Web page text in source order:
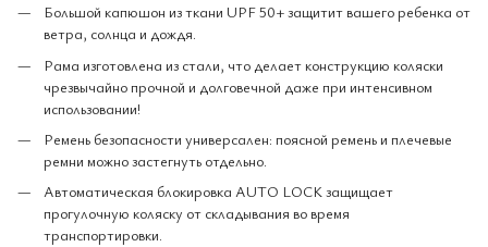
Большой капюшон из ткани UPF 50+ защитит вашего ребенка от
ветра, солнца и дождя.
Рама изготовлена ​​из стали, что делает конструкцию коляски
чрезвычайно прочной и долговечной даже при интенсивном
использовании!
Ремень безопасности универсален: поясной ремень и плечевые
ремни можно застегнуть отдельно.
Автоматическая блокировка AUTO LOCK защищает
прогулочную коляску от складывания во время
транспортировки.